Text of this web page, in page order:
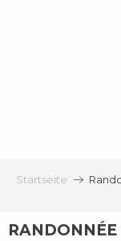
Startseite
RANDONNÉE